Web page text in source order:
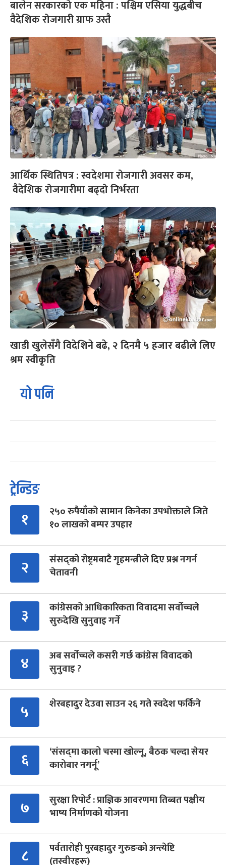
बालेन सरकारको एक महिना : पश्चिम एसिया युद्धबीच
वैदेशिक रोजगारी ग्राफ उस्तै
आर्थिक स्थितिपत्र : स्वदेशमा रोजगारी अवसर कम,
वैदेशिक रोजगारीमा बढ्दो निर्भरता
खाडी खुलेसँगै विदेशिने बढे, २ दिनमै ५ हजार बढीले लिए
श्रम स्वीकृति
यो पनि
ट्रेन्डिङ
१
२५० रुपैयाँको सामान किनेका उपभोक्ताले जिते
१० लाखको बम्पर उपहार
२
संसद्को रोष्ट्रमबाटै गृहमन्त्रीले दिए प्रश्न नगर्न
चेतावनी
३
कांग्रेसको आधिकारिकता विवादमा सर्वोच्चले
सुरुदेखि सुनुवाइ गर्ने
४
अब सर्वोच्चले कसरी गर्छ कांग्रेस विवादको
सुनुवाइ ?
५ शेरबहादुर देउवा साउन २६ गते स्वदेश फर्किने
६
‘संसद्‍मा कालो चस्मा खोल्नू, बैठक चल्दा सेयर
कारोबार नगर्नू’
७
सुरक्षा रिपोर्ट : प्राज्ञिक आवरणमा तिब्बत पक्षीय
भाष्य निर्माणको योजना
८
पर्वतारोही पुरबहादुर गुरुङको अन्त्येष्टि
(तस्वीरहरू)